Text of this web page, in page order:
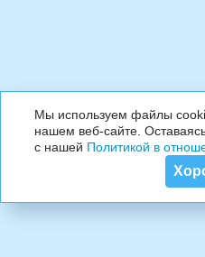
Мы используем файлы
нашем веб-сайте.
с нашей Политикой в